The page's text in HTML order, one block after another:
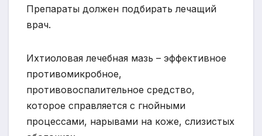
Препараты должен подбирать лечащий
врач.
Ихтиоловая лечебная мазь – эффективное
противомикробное,
противовоспалительное средство,
которое справляется с гнойными
процессами, нарывами на коже, слизистых